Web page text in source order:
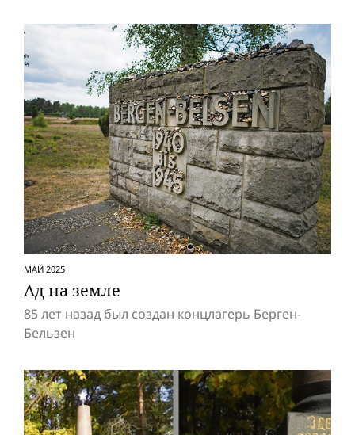
МАЙ 2025
Ад на земле
85 лет назад был создан концлагерь Берген-
Бельзен